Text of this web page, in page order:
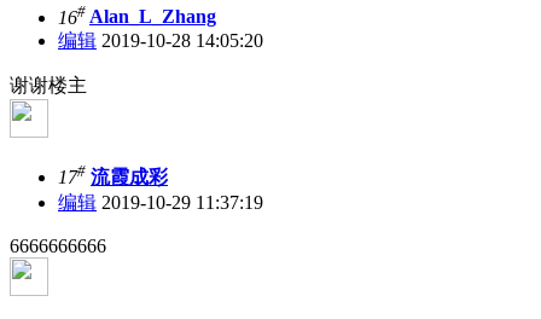
16# Alan_L_Zhang
编辑 2019-10-28 14:05:20
谢谢楼主
17# 流霞成彩
编辑 2019-10-29 11:37:19
6666666666